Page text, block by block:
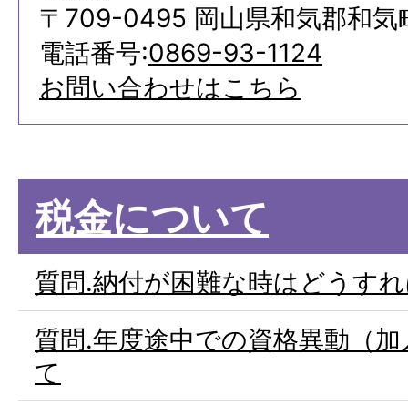
〒709-0495 岡山県和気郡和気
電話番号:0869-93-1124
お問い合わせはこちら
税金について
質問.納付が困難な時はどうす
質問.年度途中での資格異動（
て